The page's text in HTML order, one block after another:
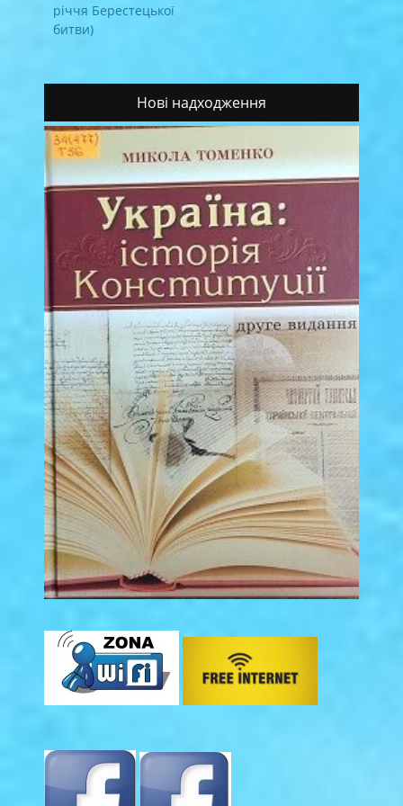
річчя Берестецької
битви)
Нові надходження